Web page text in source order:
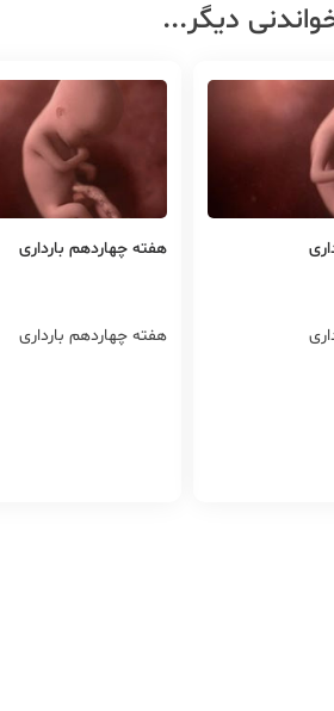
دیگر...
هفته چهاردهم بارداری
هفته چهاردهم بارداری